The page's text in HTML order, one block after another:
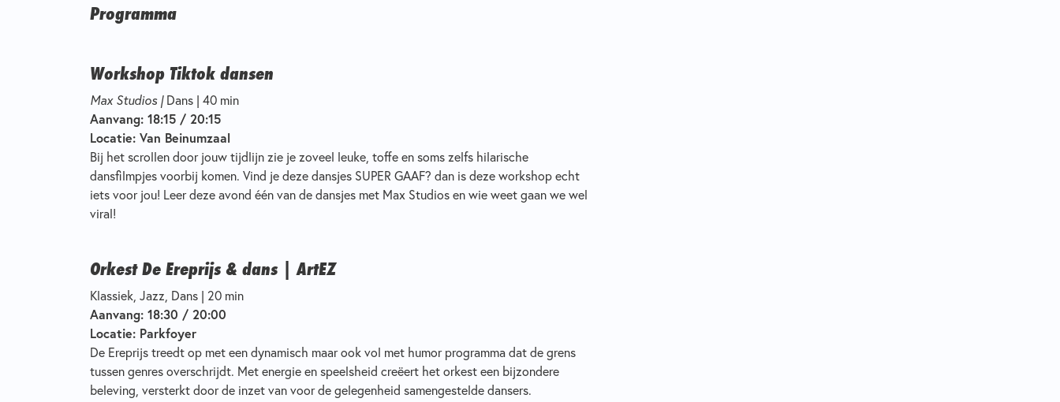
Programma
Workshop Tiktok dansen
Max Studios |Dans | 40 min
Aanvang: 18:15 / 20:15
Locatie: Van Beinumzaal
Bij het scrollen door jouw tijdlijn zie je zoveel leuke, toffe en soms zelfs hilarische
dansfilmpjes voorbij komen. Vind je deze dansjes SUPER GAAF? dan is deze workshop echt
iets voor jou! Leer deze avond één van de dansjes met Max Studios en wie weet gaan we wel
viral!
Orkest De Ereprijs & dans | ArtEZ
Klassiek, Jazz, Dans | 20 min
Aanvang: 18:30 / 20:00
Locatie: Parkfoyer
De Ereprijs treedt op met een dynamisch maar ook vol met humor programma dat de grens
tussen genres overschrijdt. Met energie en speelsheid creëert het orkest een bijzondere
beleving, versterkt door de inzet van voor de gelegenheid samengestelde dansers.